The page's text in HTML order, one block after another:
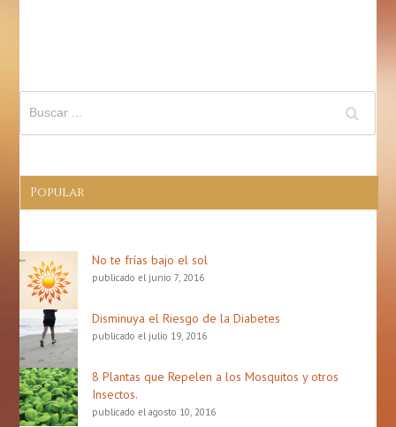
Popular
No te frías bajo el sol
publicado el junio 7, 2016
Disminuya el Riesgo de la Diabetes
publicado el julio 19, 2016
8 Plantas que Repelen a los Mosquitos y otros
Insectos.
publicado el agosto 10, 2016